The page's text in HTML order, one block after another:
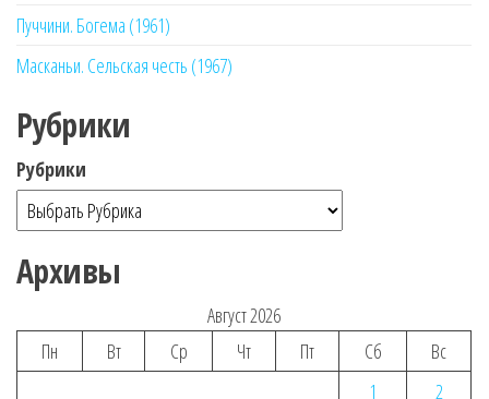
Пуччини. Богема (1961)
Масканьи. Сельская честь (1967)
Рубрики
Рубрики
Архивы
Август 2026
Пн
Вт Ср Чт Пт Сб
Вс
1
2